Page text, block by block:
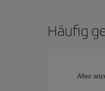
Häufig
Alles